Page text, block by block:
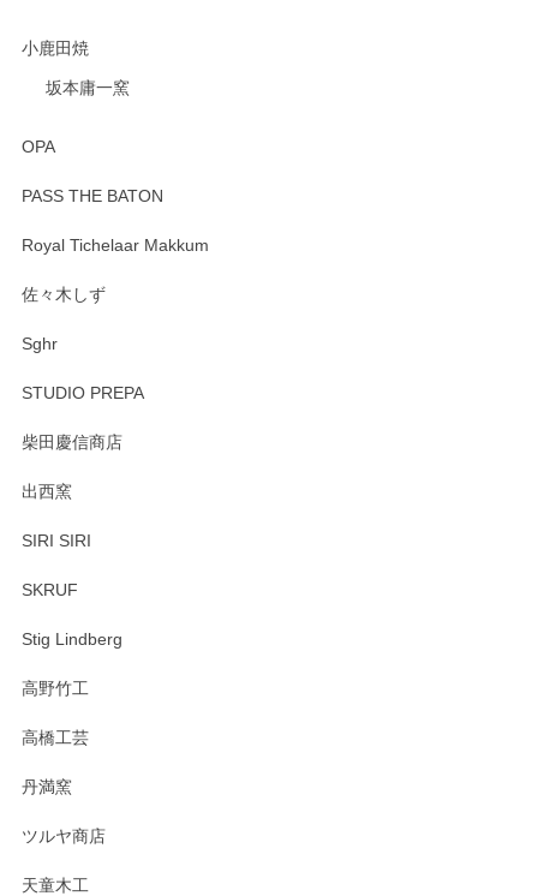
小鹿田焼
坂本庸一窯
OPA
PASS THE BATON
Royal Tichelaar Makkum
佐々木しず
Sghr
STUDIO PREPA
柴田慶信商店
出西窯
SIRI SIRI
SKRUF
Stig Lindberg
高野竹工
高橋工芸
丹満窯
ツルヤ商店
天童木工